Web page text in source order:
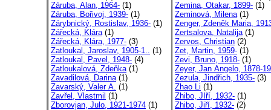
Záruba, Alan, 1964- (1)
Záruba, Bořivoj, 1939- (1)
Zárybnický, Rostislav, 1936- (1)
Zářecká, Klára(1)
Zářecká, Klára, 1977- (3)
Zatloukal, Jaroslav, 1905-1.. (1)
Zatloukal, Pavel, 1948- (4)
Zatloukalová, Zdeňka(1)
Zavadilová, Darina(1)
Zavarský, Valer A. (1)
Zavřel, Vlastmil (1)
Zborovjan, Julo, 1921-1974 (1)
Zemina, Otakar, 1899- (1)
Zeminová, Milena(1)
Zenger, Zdeněk Maria,
Zertsalova, Natalija(1)
Zervos, Christian (2)
Zet, Martin, 1959- (1)
Zevi, Bruno, 1918- (1)
Zeyer, Jan Angelo, 1878-
Zezula, Jindřich, 1935- (3)
Zhao Li (1)
Zhibo, JIří, 1932- (1)
Zhibo, Jiří, 1932- (2)